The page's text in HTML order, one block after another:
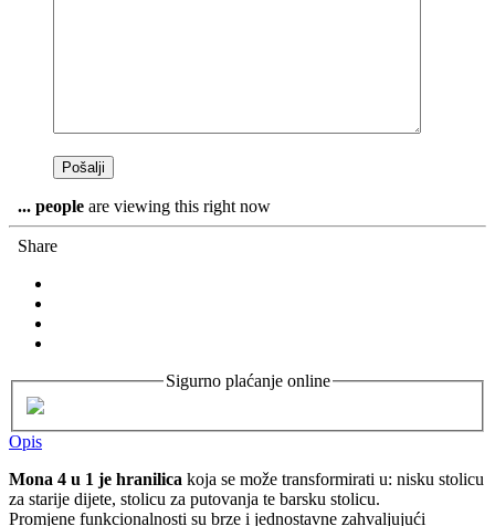
... people are viewing this right now
Share
Sigurno plaćanje online
Opis
Mona 4 u 1 je hranilica koja se može transformirati u: nisku stolicu
za starije dijete, stolicu za putovanja te barsku stolicu.
Promjene funkcionalnosti su brze i jednostavne zahvaljujući